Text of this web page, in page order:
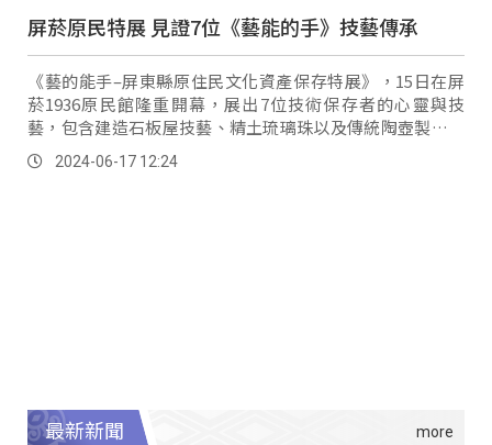
屏菸原民特展 見證7位《藝能的手》技藝傳承
《藝的能手–屏東縣原住民文化資產保存特展》，15日在屏
菸1936原民館隆重開幕，展出7位技術保存者的心靈與技
藝，包含建造石板屋技藝、精土琉璃珠以及傳統陶壺製作，
讓觀眾深入了解他們在文化資產保存上的努力不懈與堅持。
2024-06-17 12:24
最新新聞